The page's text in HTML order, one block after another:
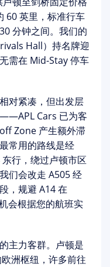
60 英里，标准行车
分钟之间。我们的
Hall）持名牌迎
需在 Mid-Stay 停车
对紧凑，但出发层
Cars 已为客
Zone 产生额外滞
常用的路线是经
东行 ，绕过卢顿市区
们会改走 A505 经
，规避 A14 在
会根据您的航班实
主力客群。卢顿是
洲枢纽，许多前往